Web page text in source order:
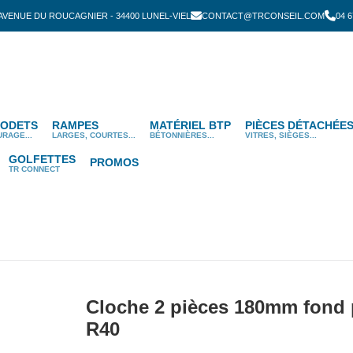
DU ROUCAGNIER - 34400 LUNEL-VIEL CONTACT@TRCONSEIL.COM 04
RAMPES
LARGES, COURTES...
MATÉRIEL BTP
BÉTONNIÈRES...
PIÈCES
VITRES, SIÈGES...
GOLFETTES
TR CONNECT PROMOS
Cloche 2 pièces 180mm fond
R40